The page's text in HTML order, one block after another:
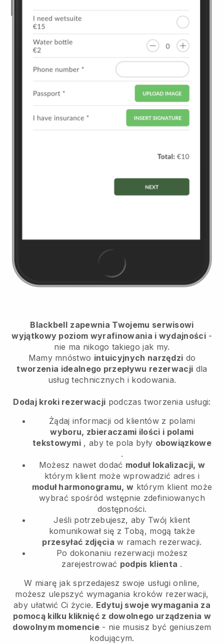
Blackbell zapewnia Twojemu serwisowi
wyjątkowy poziom wyrafinowania i wydajności -
nie ma nikogo takiego jak my.
Mamy mnóstwo intuicyjnych narzędzi do
tworzenia idealnego przepływu rezerwacji dla
usług technicznych i kodowania.
Dodaj kroki rezerwacji podczas tworzenia usługi:
Żądaj informacji od klientów z polami
wyboru, zbieraczami ilości i polami
tekstowymi , aby te pola były obowiązkowe
.
Możesz nawet dodać moduł lokalizacji, w
którym klient może wprowadzić adres i
moduł harmonogramu, w którym klient może
wybrać spośród wstępnie zdefiniowanych
dostępności.
Jeśli potrzebujesz, aby Twój klient
komunikował się z Tobą, mogą także
przesyłać zdjęcia w ramach rezerwacji.
Po dokonaniu rezerwacji możesz
zarejestrować podpis klienta .
W miarę jak sprzedajesz swoje usługi online,
możesz ulepszyć wymagania kroków rezerwacji,
aby ułatwić Ci życie. Edytuj swoje wymagania za
pomocą kilku kliknięć z dowolnego urządzenia w
dowolnym momencie- nie musisz być geniuszem
kodującym.